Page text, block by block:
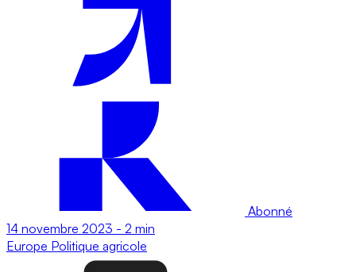
Abonné
14 novembre 2023 - 2 min
Europe Politique agricole